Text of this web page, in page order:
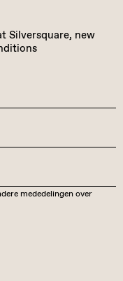
Silversquare, new
mededelingen over